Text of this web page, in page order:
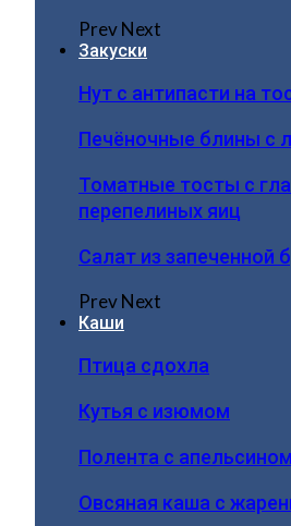
PrevNext
Закуски
Нут с антипасти на
Печёночные блины с
Томатные тосты с
перепелиных яиц
Салат из запеченной
PrevNext
Каши
Птица сдохла
Кутья с изюмом
Полента с апельсином
Овсяная каша с